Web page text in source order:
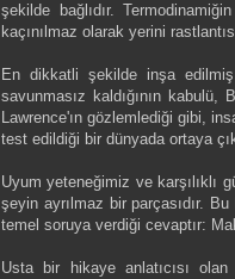
şekilde bağlıdır.
kaçınılmaz olarak yerini
En dikkatli şekilde inşa edilmiş
savunmasız kaldığının kabulü,
Lawrence'ın gözlemlediği gibi,
test edildiği bir dünyada ortaya
Uyum yeteneğimiz ve karşılıklı
şeyin ayrılmaz bir parçasıdır.
temel soruya verdiği cevaptır:
Usta bir hikaye anlatıcısı